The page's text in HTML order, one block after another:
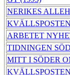
NERIKES
ARBETET
TIDNINGEN
MITT I SÖDER